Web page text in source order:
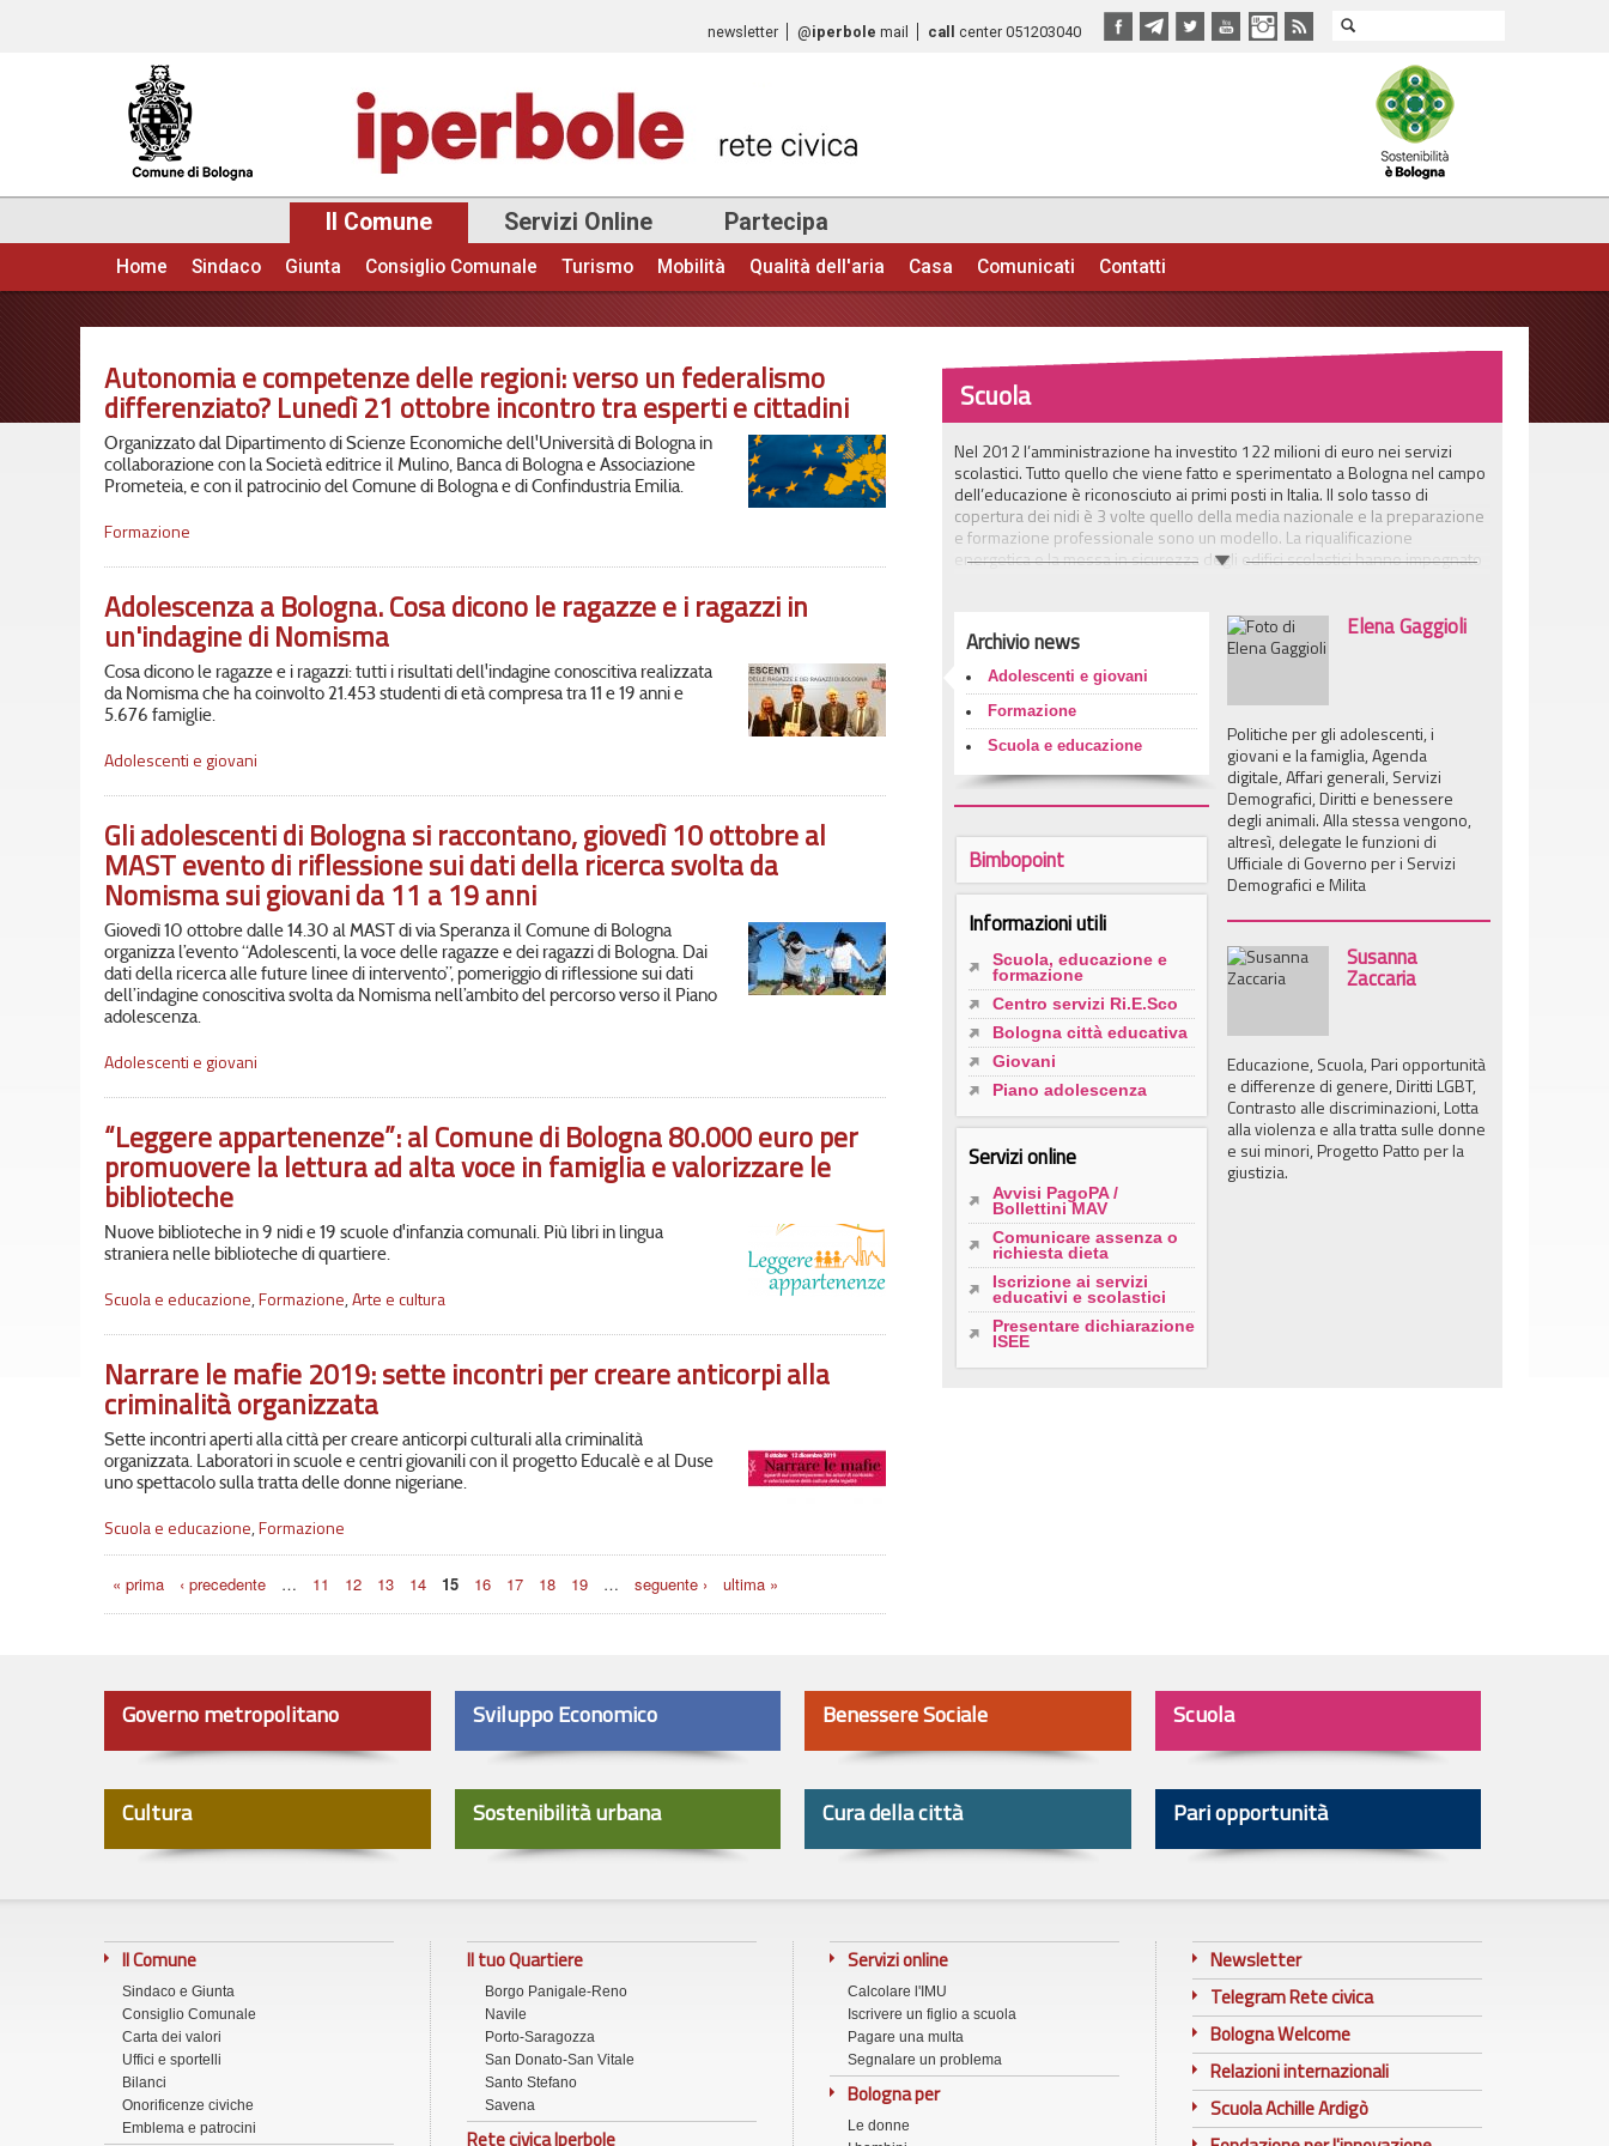
contenuto
newsletter @iperbole mail call center 051203040
Il Comune Servizi Online Partecipa
Menu principale
Home Sindaco Giunta Consiglio Comunale Turismo Mobilità Qualità dell'aria Casa Comunicati Contatti
Autonomia e competenze delle regioni: verso un federalismo
differenziato? Lunedì 21 ottobre incontro tra esperti e cittadini
Organizzato dal Dipartimento di Scienze Economiche dell'Università di Bologna in
collaborazione con la Società editrice il Mulino, Banca di Bologna e Associazione
Prometeia, e con il patrocinio del Comune di Bologna e di Confindustria Emilia.
Formazione
Adolescenza a Bologna. Cosa dicono le ragazze e i ragazzi in
un'indagine di Nomisma
Cosa dicono le ragazze e i ragazzi: tutti i risultati dell'indagine conoscitiva realizzata
da Nomisma che ha coinvolto 21.453 studenti di età compresa tra 11 e 19 anni e
5.676 famiglie.
Adolescenti e giovani
Gli adolescenti di Bologna si raccontano, giovedì 10 ottobre al
MAST evento di riflessione sui dati della ricerca svolta da
Nomisma sui giovani da 11 a 19 anni
Giovedì 10 ottobre dalle 14.30 al MAST di via Speranza il Comune di Bologna
organizza l’evento “Adolescenti, la voce delle ragazze e dei ragazzi di Bologna. Dai
dati della ricerca alle future linee di intervento”, pomeriggio di riflessione sui dati
dell’indagine conoscitiva svolta da Nomisma nell’ambito del percorso verso il Piano
adolescenza.
Adolescenti e giovani
“Leggere appartenenze”: al Comune di Bologna 80.000 euro per
promuovere la lettura ad alta voce in famiglia e valorizzare le
biblioteche
Nuove biblioteche in 9 nidi e 19 scuole d'infanzia comunali. Più libri in lingua
straniera nelle biblioteche di quartiere.
Scuola e educazione,Formazione,Arte e cultura
Narrare le mafie 2019: sette incontri per creare anticorpi alla
criminalità organizzata
Sette incontri aperti alla città per creare anticorpi culturali alla criminalità
organizzata. Laboratori in scuole e centri giovanili con il progetto Educalè e al Duse
uno spettacolo sulla tratta delle donne nigeriane.
Scuola e educazione,Formazione
Pagine
« prima ‹ precedente … 11 12 13 14 15 16 17 18 19 … seguente › ultima »
Scuola
Nel 2012 l’amministrazione ha investito 122 milioni di euro nei servizi
scolastici. Tutto quello che viene fatto e sperimentato a Bologna nel campo
dell’educazione è riconosciuto ai primi posti in Italia. Il solo tasso di
copertura dei nidi è 3 volte quello della media nazionale e la preparazione
e formazione professionale sono un modello. La riqualificazione
energetica e la messa in sicurezza degli edifici scolastici hanno impegnato
scuole d’infanzia. Dall’inizio del mandato i posti di scuola d’infanzia sono
aumentati di 550 unità con il sostanziale azzeramento della lista d’attesa.
In questa pagina le notizie e le informazioni relative alle iniziative ed ai
servizi educativi e scolastici.
Elena Gaggioli
Politiche per gli adolescenti, i
giovani e la famiglia, Agenda
digitale, Affari generali, Servizi
Demografici, Diritti e benessere
degli animali. Alla stessa vengono,
altresì, delegate le funzioni di
Ufficiale di Governo per i Servizi
Demografici e Milita
Susanna
Zaccaria
Educazione, Scuola, Pari opportunità
e differenze di genere, Diritti LGBT,
Contrasto alle discriminazioni, Lotta
alla violenza e alla tratta sulle donne
e sui minori, Progetto Patto per la
giustizia.
Archivio news
Adolescenti e giovani
Formazione
Scuola e educazione
Bimbopoint
Informazioni utili
Scuola, educazione e
formazione
Centro servizi Ri.E.Sco
Bologna città educativa
Giovani
Piano adolescenza
Servizi online
Avvisi PagoPA /
Bollettini MAV
Comunicare assenza o
richiesta dieta
Iscrizione ai servizi
educativi e scolastici
Presentare dichiarazione
ISEE
Governo metropolitano Sviluppo Economico Benessere Sociale Scuola
Cultura Sostenibilità urbana Cura della città Pari opportunità
Il Comune
Sindaco e Giunta
Consiglio Comunale
Carta dei valori
Uffici e sportelli
Bilanci
Onorificenze civiche
Emblema e patrocini
Il tuo Quartiere
Borgo Panigale-Reno
Navile
Porto-Saragozza
San Donato-San Vitale
Santo Stefano
Savena
Rete civica Iperbole
Servizi online
Calcolare l'IMU
Iscrivere un figlio a scuola
Pagare una multa
Segnalare un problema
Bologna per
Le donne
Newsletter
Telegram Rete civica
Bologna Welcome
Relazioni internazionali
Scuola Achille Ardigò